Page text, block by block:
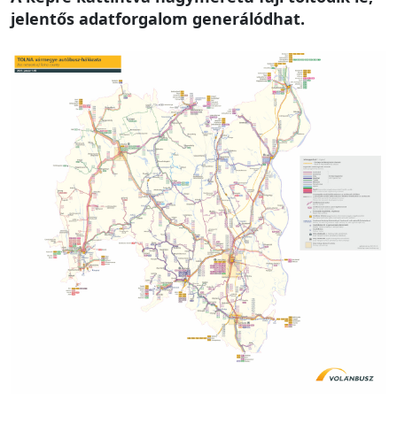
jelentős adatforgalom generálódhat.
Image